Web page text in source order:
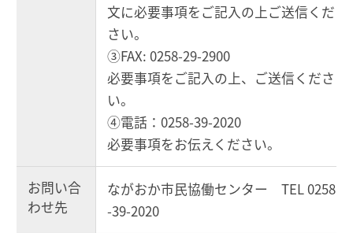
文に必要事項をご記入の上ご送信くだ
さい。
③FAX: 0258-29-2900
必要事項をご記入の上、ご送信くださ
い。
④電話：0258-39-2020
必要事項をお伝えください。
お問い合
わせ先
ながおか市民協働センター TEL 0258
-39-2020